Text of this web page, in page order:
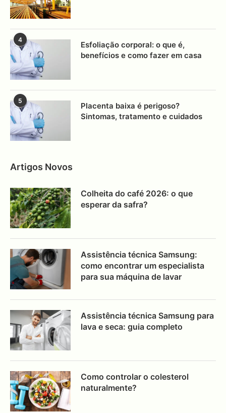
4
Esfoliação corporal: o que é,
benefícios e como fazer em casa
5
Placenta baixa é perigoso?
Sintomas, tratamento e cuidados
Artigos Novos
Colheita do café 2026: o que
esperar da safra?
Assistência técnica Samsung:
como encontrar um especialista
para sua máquina de lavar
Assistência técnica Samsung para
lava e seca: guia completo
Como controlar o colesterol
naturalmente?